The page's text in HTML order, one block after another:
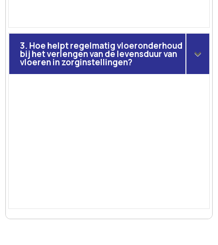
3. Hoe helpt regelmatig vloeronderhoud
bij het verlengen van de levensduur van
vloeren in zorginstellingen?